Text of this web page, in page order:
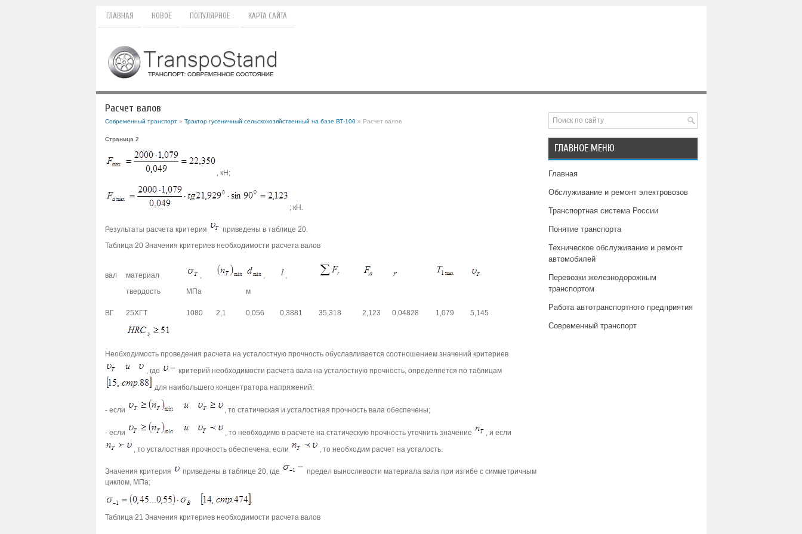
ГЛАВНАЯ НОВОЕ ПОПУЛЯРНОЕ КАРТА САЙТА
Расчет валов
Современный транспорт» Трактор гусеничный сельскохозяйственный на базе ВТ-100» Расчет валов
Страница 2
, кН;
; кН.
Результаты расчета критерия
приведены в таблице 20.
Таблица 20 Значения критериев необходимости расчета валов
вал
материал
твердость
,
МПа
,
м
,
ВГ 25ХГТ 1080 2,1 0,056 0,3881 35,318 2,123 0,04828 1,079 5,145
Необходимость проведения расчета на усталостную прочность обуславливается соотношением значений критериев
, где
критерий необходимости расчета вала на усталостную прочность, определяется по таблицам
для наибольшего концентратора напряжений:
- если , то статическая и усталостная прочность вала обеспечены;
- если , то необходимо в расчете на статическую прочность уточнить значение
, и если
, то усталостная прочность обеспечена, если
, то необходим расчет на усталость.
Значения критерия приведены в таблице 20, где
предел выносливости материала вала при изгибе с симметричным
циклом, МПа;
Таблица 21 Значения критериев необходимости расчета валов
ГЛАВНОЕ МЕНЮ
Главная
Обслуживание и ремонт электровозов
Транспортная система России
Понятие транспорта
Техническое обслуживание и ремонт
автомобилей
Перевозки железнодорожным
транспортом
Работа автотранспортного предприятия
Современный транспорт